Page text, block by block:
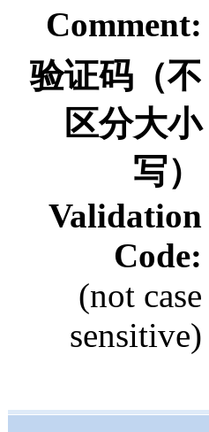
Comment:
验证码（不
区分大小
写）
Validation
Code:
(not case
sensitive)